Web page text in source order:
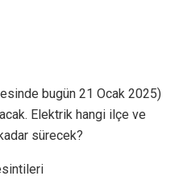
bugün 21 Ocak 2025)
Elektrik hangi ilçe ve
sürecek?